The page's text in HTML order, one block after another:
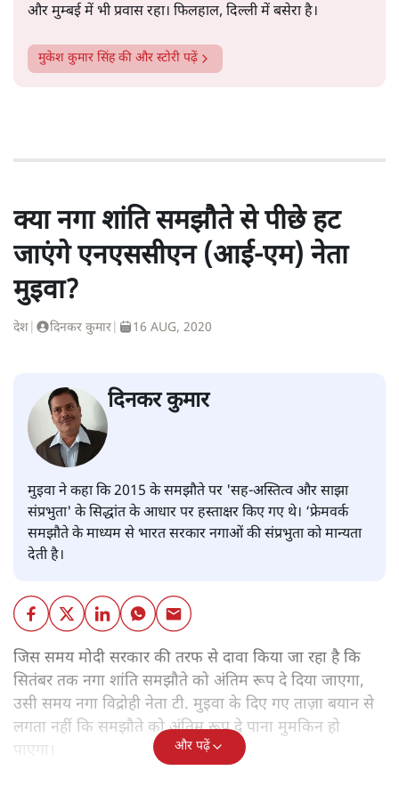
और मुम्बई में भी प्रवास रहा। फिलहाल, दिल्ली में बसेरा है।
मुकेश कुमार सिंहकी और स्टोरी पढ़ें
क्या नगा शांति समझौते से पीछे हट
जाएंगे एनएससीएन (आई-एम) नेता
मुइवा?
देश दिनकर कुमार 16 AUG, 2020
दिनकर कुमार
मुइवा ने कहा कि 2015 के समझौते पर 'सह-अस्तित्व और साझा
संप्रभुता' के सिद्धांत के आधार पर हस्ताक्षर किए गए थे। ‘फ्रेमवर्क
समझौते के माध्यम से भारत सरकार नगाओं की संप्रभुता को मान्यता